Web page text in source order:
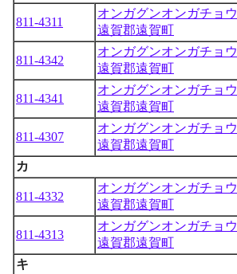
811-4311
オンガグンオンガチョウ
遠賀郡遠賀町
811-4342
オンガグンオンガチョウ
遠賀郡遠賀町
811-4341
オンガグンオンガチョウ
遠賀郡遠賀町
811-4307
オンガグンオンガチョウ
遠賀郡遠賀町
カ
811-4332
オンガグンオンガチョウ
遠賀郡遠賀町
811-4313
オンガグンオンガチョウ
遠賀郡遠賀町
キ